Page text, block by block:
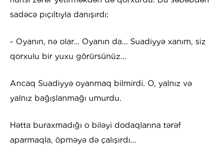
sadəcə pıçıltıyla danışırdı:
- Oyanın, nə olar... Oyanın da... Suadiyyə xanım, siz
qorxulu bir yuxu görürsünüz...
Ancaq Suadiyyə oyanmaq bilmirdi. O, yalnız və
yalnız bağışlanmağı umurdu.
Hətta buraxmadığı o biləyi dodaqlarına tərəf
aparmaqla, öpməyə də çalışırdı...